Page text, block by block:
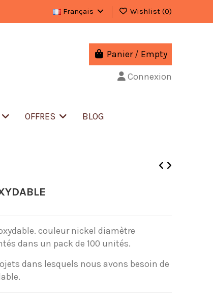
Français Wishlist (0)
Panier / Empty
Connexion
OFFRES
BLOG
couleur nickel diamètre
dans un pack de 100 unités.
dans lesquels nous avons besoin de